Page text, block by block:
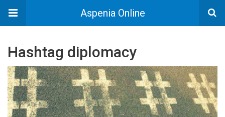
Aspenia Online
Hashtag diplomacy